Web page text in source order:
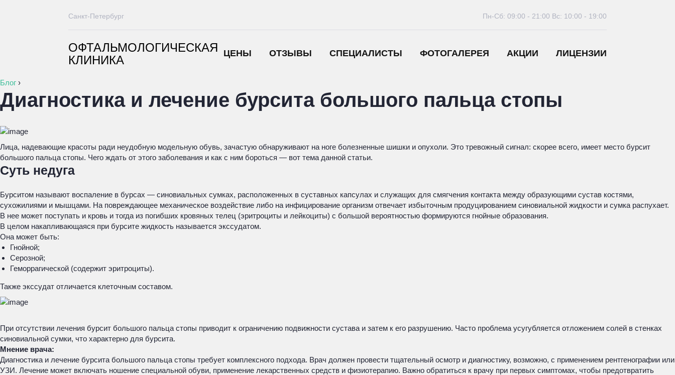
ОФТАЛЬМОЛОГИЧЕСКАЯ
КЛИНИКА
ЦЕНЫ ОТЗЫВЫ СПЕЦИАЛИСТЫ ФОТОГАЛЕРЕЯ АКЦИИ ЛИЦЕНЗИИ
Санкт-Петербург Пн-Сб: 09:00 - 21:00 Вс: 10:00 - 19:00
Блог ›
Диагностика и лечение бурсита большого пальца стопы
Лица, надевающие красоты ради неудобную модельную обувь, зачастую обнаруживают на ноге болезненные шишки и опухоли. Это тревожный сигнал: скорее всего, имеет место бурсит
большого пальца стопы. Чего ждать от этого заболевания и как с ним бороться — вот тема данной статьи.
Суть недуга
Бурситом называют воспаление в бурсах — синовиальных сумках, расположенных в суставных капсулах и служащих для смягчения контакта между образующими сустав костями,
сухожилиями и мышцами. На повреждающее механическое воздействие либо на инфицирование организм отвечает избыточным продуцированием синовиальной жидкости и сумка распухает.
В нее может поступать и кровь и тогда из погибших кровяных телец (эритроциты и лейкоциты) с большой вероятностью формируются гнойные образования.
В целом накапливающаяся при бурсите жидкость называется экссудатом.
Она может быть:
Гнойной;
Серозной;
Геморрагической (содержит эритроциты).
Также экссудат отличается клеточным составом.
При отсутствии лечения бурсит большого пальца стопы приводит к ограничению подвижности сустава и затем к его разрушению. Часто проблема усугубляется отложением солей в стенках
синовиальной сумки, что характерно для бурсита.
Мнение врача:
Диагностика и лечение бурсита большого пальца стопы требует комплексного подхода. Врач должен провести тщательный осмотр и диагностику, возможно, с применением рентгенографии или
УЗИ. Лечение может включать ношение специальной обуви, применение лекарственных средств и физиотерапию. Важно обратиться к врачу при первых симптомах, чтобы предотвратить